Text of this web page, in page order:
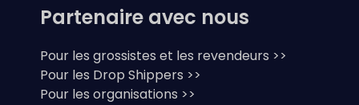
Partenaire avec nous
Pour les grossistes et les revendeurs >>
Pour les Drop Shippers >>
Pour les organisations >>